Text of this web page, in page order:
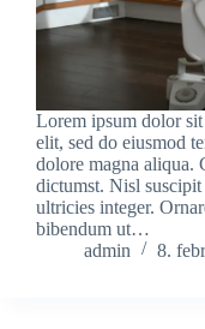
Lorem ipsum dolor
elit, sed do eiusmod
dolore magna aliqua.
dictumst. Nisl
ultricies integer.
bibendum ut…
admin
8.